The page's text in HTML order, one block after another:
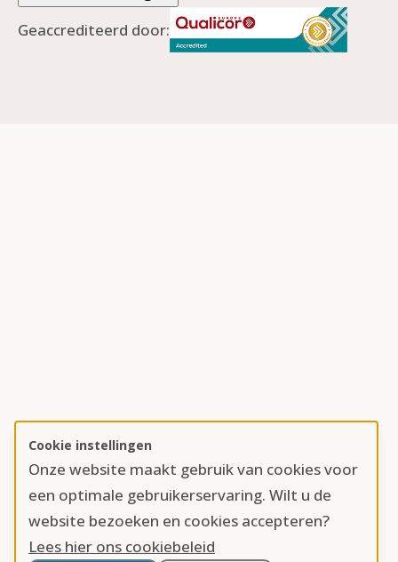
Cookie instellingen
Onze website maakt gebruik van cookies voor
een optimale gebruikerservaring. Wilt u de
website bezoeken en cookies accepteren?
Lees hier ons cookiebeleid
Geaccrediteerd door: